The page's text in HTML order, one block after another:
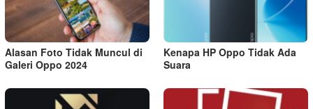
Alasan Foto Tidak Muncul di
Galeri Oppo 2024
Kenapa HP Oppo Tidak Ada
Suara